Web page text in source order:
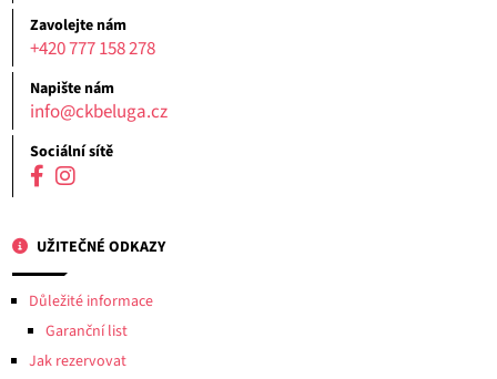
Zavolejte nám
+420 777 158 278
Napište nám
info@ckbeluga.cz
Sociální sítě
UŽITEČNÉ ODKAZY
Důležité informace
Garanční list
Jak rezervovat